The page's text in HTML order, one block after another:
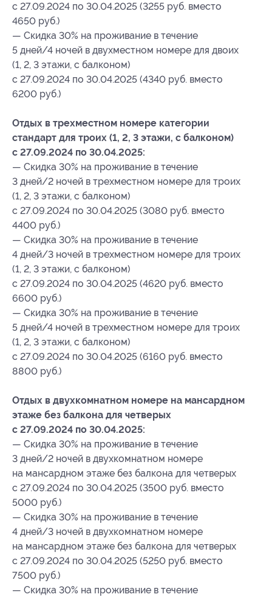
с 27.09.2024 по 30.04.2025 (3255 руб. вместо
4650 руб.)
— Скидка 30% на проживание в течение
5 дней/4 ночей в двухместном номере для двоих
(1, 2, 3 этажи, с балконом)
с 27.09.2024 по 30.04.2025 (4340 руб. вместо
6200 руб.)
Отдых в трехместном номере категории
стандарт для троих (1, 2, 3 этажи, с балконом)
с 27.09.2024 по 30.04.2025:
— Скидка 30% на проживание в течение
3 дней/2 ночей в трехместном номере для троих
(1, 2, 3 этажи, с балконом)
с 27.09.2024 по 30.04.2025 (3080 руб. вместо
4400 руб.)
— Скидка 30% на проживание в течение
4 дней/3 ночей в трехместном номере для троих
(1, 2, 3 этажи, с балконом)
с 27.09.2024 по 30.04.2025 (4620 руб. вместо
6600 руб.)
— Скидка 30% на проживание в течение
5 дней/4 ночей в трехместном номере для троих
(1, 2, 3 этажи, с балконом)
с 27.09.2024 по 30.04.2025 (6160 руб. вместо
8800 руб.)
Отдых в двухкомнатном номере на мансардном
этаже без балкона для четверых
с 27.09.2024 по 30.04.2025:
— Скидка 30% на проживание в течение
3 дней/2 ночей в двухкомнатном номере
на мансардном этаже без балкона для четверых
с 27.09.2024 по 30.04.2025 (3500 руб. вместо
5000 руб.)
— Скидка 30% на проживание в течение
4 дней/3 ночей в двухкомнатном номере
на мансардном этаже без балкона для четверых
с 27.09.2024 по 30.04.2025 (5250 руб. вместо
7500 руб.)
— Скидка 30% на проживание в течение